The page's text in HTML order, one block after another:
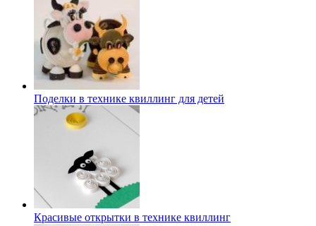
Поделки в технике квиллинг для детей
Красивые открытки в технике квиллинг